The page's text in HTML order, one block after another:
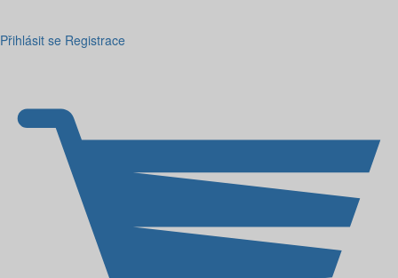
Přihlásit se Registrace